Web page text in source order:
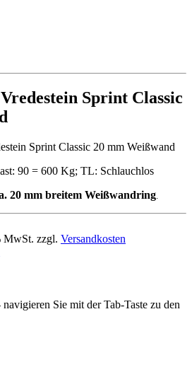
Sprint Classic
Sprint Classic 20 mm Weißwand
90 = 600 Kg; TL: Schlauchlos
20 mm breitem Weißwandring
MwSt. zzgl. Versandkosten
Sie mit der Tab-Taste zu den